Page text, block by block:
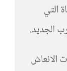
التي
الجديد.
الانعاش